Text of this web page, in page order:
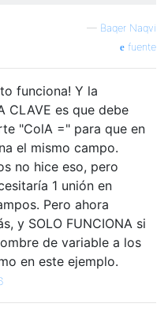
— Baqer Naqvi
fuente
funciona! Y la
CLAVE es que debe
"ColA =" para que en
el mismo campo.
no hice eso, pero
1 unión en
Pero ahora
y SOLO FUNCIONA si
de variable a los
en este ejemplo.